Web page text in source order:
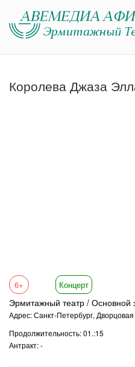
Королева Джаза
6+ Концерт
Эрмитажный театр / Основной
Адрес: Санкт-Петербург,
Продолжительность: 01.:15
Антракт: -